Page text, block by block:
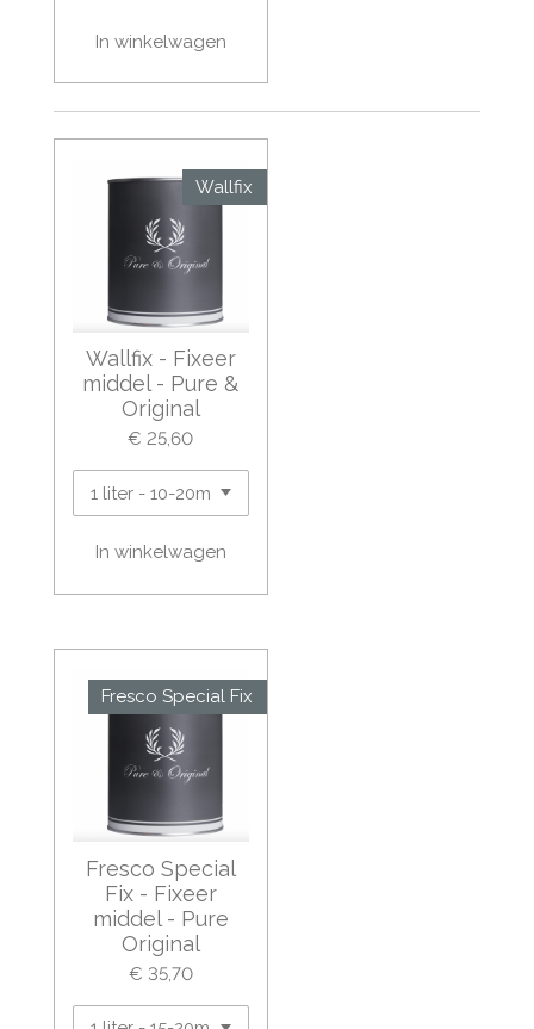
In winkelwagen
Wallfix
Wallfix - Fixeer
middel - Pure &
Original
€ 25,60
In winkelwagen
Fresco Special Fix
Fresco Special
Fix - Fixeer
middel - Pure
Original
€ 35,70